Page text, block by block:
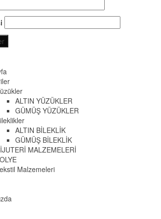
ALTIN YÜZÜKLER
GÜMÜŞ YÜZÜKLER
ALTIN BİLEKLİK
GÜMÜŞ BİLEKLİK
MALZEMELERİ
Malzemeleri